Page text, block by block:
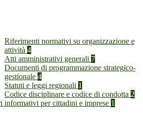
Riferimenti normativi su organizzazione e
attività 4
Atti amministrativi generali 7
Documenti di programmazione strategico-
gestionale 4
Statuti e leggi regionali 1
Codice disciplinare e codice di condotta 2
informativi per cittadini e imprese 1